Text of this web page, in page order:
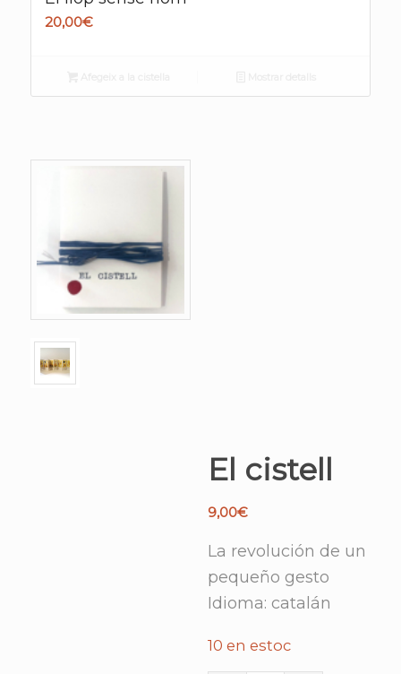
20,00€
El cistell
9,00€
La revolución de un
pequeño gesto
Idioma: catalán
10 en estoc